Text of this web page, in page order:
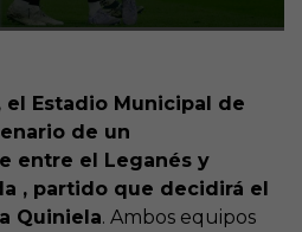
el Estadio Municipal de
de un
entre el Leganés y
, partido que decidirá el
Quiniela. Ambos equipos